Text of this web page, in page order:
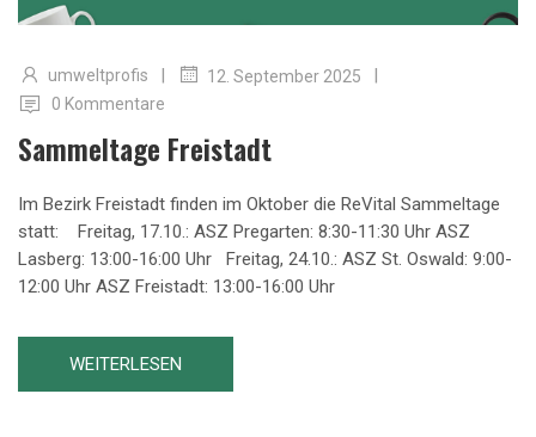
umweltprofis 12. September 2025
0 Kommentare
Sammeltage Freistadt
Im Bezirk Freistadt finden im Oktober die ReVital Sammeltage
statt: Freitag, 17.10.: ASZ Pregarten: 8:30-11:30 Uhr ASZ
Lasberg: 13:00-16:00 Uhr Freitag, 24.10.: ASZ St. Oswald: 9:00-
12:00 Uhr ASZ Freistadt: 13:00-16:00 Uhr
WEITERLESEN